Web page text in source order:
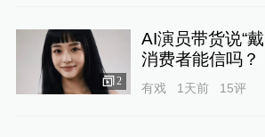
2
AI演员带货说“
消费者能信吗？
有戏 1天前 15评